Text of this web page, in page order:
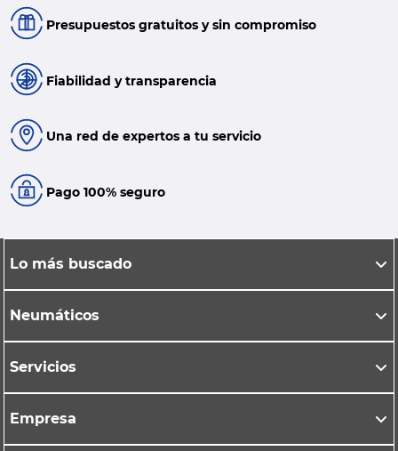
Presupuestos gratuitos y sin compromiso
Fiabilidad y transparencia
Una red de expertos a tu servicio
Pago 100% seguro
Lo más buscado
Neumáticos
Servicios
Empresa